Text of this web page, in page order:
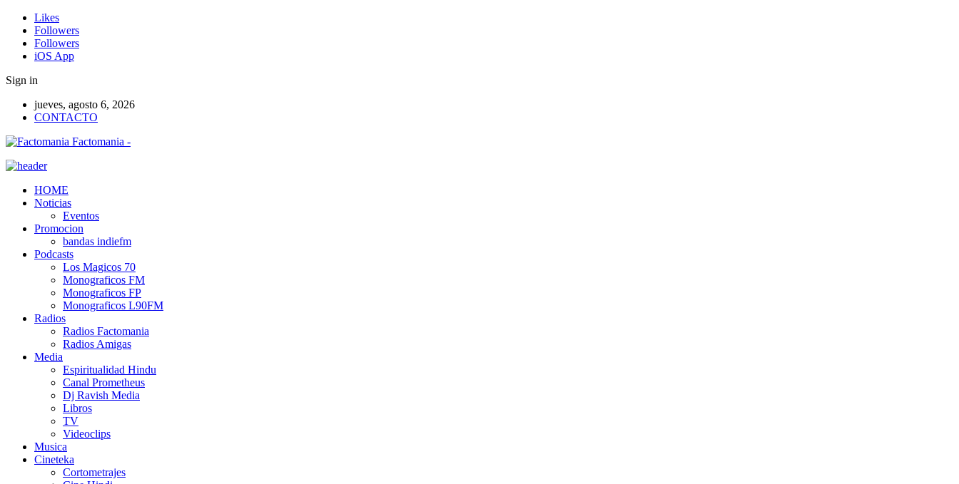
Likes
Followers
Followers
iOS App
Sign in
jueves, agosto 6, 2026
CONTACTO
Factomania -
HOME
Noticias
Eventos
Promocion
bandas indiefm
Podcasts
Los Magicos 70
Monograficos FM
Monograficos FP
Monograficos L90FM
Radios
Radios Factomania
Radios Amigas
Media
Espiritualidad Hindu
Canal Prometheus
Dj Ravish Media
Libros
TV
Videoclips
Musica
Cineteka
Cortometrajes